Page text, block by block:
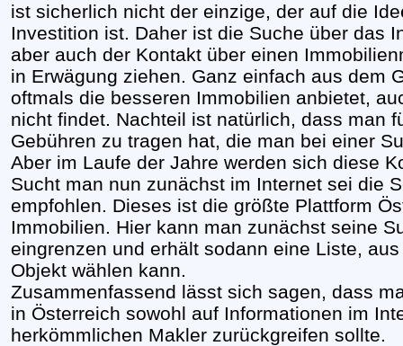
ist sicherlich nicht der einzige, der auf die
Investition ist. Daher ist die Suche über das
aber auch der Kontakt über einen
in Erwägung ziehen. Ganz einfach aus dem
oftmals die besseren Immobilien anbietet,
nicht findet. Nachteil ist natürlich, dass man
Gebühren zu tragen hat, die man bei einer
Aber im Laufe der Jahre werden sich diese
Sucht man nun zunächst im Internet sei die
empfohlen. Dieses ist die größte Plattform
Immobilien. Hier kann man zunächst seine
eingrenzen und erhält sodann eine Liste,
Objekt wählen kann.
Zusammenfassend lässt sich sagen, dass
in Österreich sowohl auf Informationen im
herkömmlichen Makler zurückgreifen sollte.